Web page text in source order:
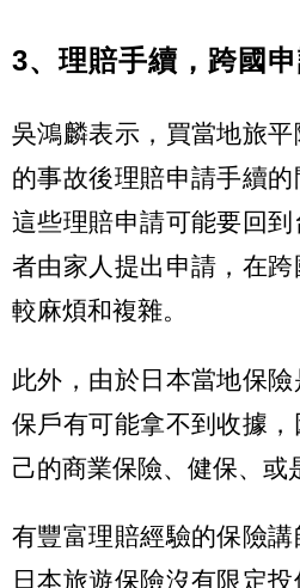
3、理賠手續，跨國
吳鴻麟表示，買當地旅
的事故後理賠申請手續
這些理賠申請可能要回
者由家人提出申請，在
較麻煩和複雜。
此外，由於日本當地保險
保戶有可能拿不到收據
己的商業保險、健保、或
有豐富理賠經驗的保險
日本旅遊保險沒有限定